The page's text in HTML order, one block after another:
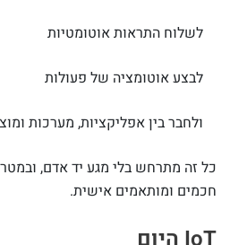
לשלוח התראות אוטומטיות
לבצע אוטומציה של פעולות
ולחבר בין אפליקציות, מערכות
כל זה מתרחש בלי מגע יד אדם,
חכמים ומותאמים אישית.